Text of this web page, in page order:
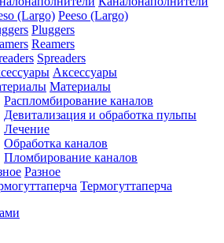
Peeso (Largo)
Pluggers
Reamers
Spreaders
Аксессуары
Материалы
Распломбирование каналов
Девитализация и обработка пульпы
Лечение
Обработка каналов
Пломбирование каналов
Разное
Термогуттаперча